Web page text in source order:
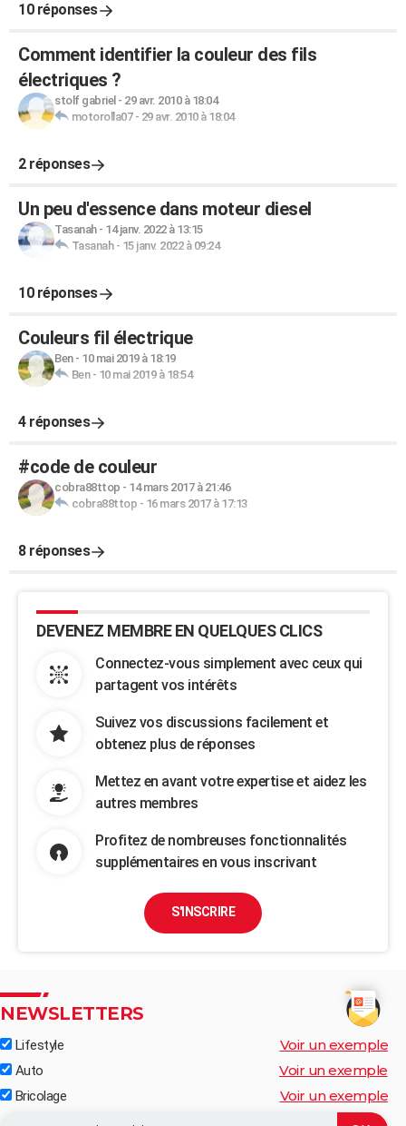
10 réponses
Comment identifier la couleur des fils
électriques ?
stolf gabriel - 29 avr. 2010 à 18:04
motorolla07- 29 avr. 2010 à 18:04
2 réponses
Un peu d'essence dans moteur diesel
Tasanah- 14 janv. 2022 à 13:15
Tasanah- 15 janv. 2022 à 09:24
10 réponses
Couleurs fil électrique
Ben- 10 mai 2019 à 18:19
Ben- 10 mai 2019 à 18:54
4 réponses
#code de couleur
cobra88ttop - 14 mars 2017 à 21:46
cobra88ttop - 16 mars 2017 à 17:13
8 réponses
DEVENEZ MEMBRE EN QUELQUES CLICS
Connectez-vous simplement avec ceux qui
partagent vos intérêts
Suivez vos discussions facilement et
obtenez plus de réponses
Mettez en avant votre expertise et aidez les
autres membres
Profitez de nombreuses fonctionnalités
supplémentaires en vous inscrivant
S'INSCRIRE
NEWSLETTERS
Lifestyle Voir un exemple
Auto Voir un exemple
Bricolage Voir un exemple